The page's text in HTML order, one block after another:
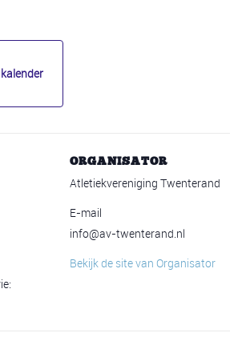
ORGANISATOR
Atletiekvereniging Twenterand
E-mail
info@av-twenterand.nl
Bekijk de site van Organisator